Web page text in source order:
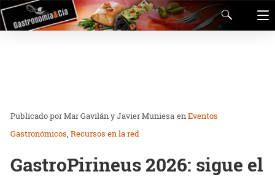
Mar Gavilán y Javier Muniesa enEventos
Gastronómicos Recursos en la red
GastroPirineus 2026: sigue el